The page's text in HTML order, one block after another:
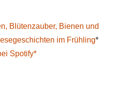
Blütenzauber, Bienen und
im Frühling*
Spotify*